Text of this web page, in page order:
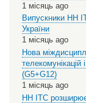
1 місяць ago
Випускники НН
України
1 місяць ago
Нова
телекомунікацій
(G5+G12)
1 місяць ago
НН ІТС